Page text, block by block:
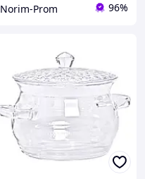
Norim-Prom 96%